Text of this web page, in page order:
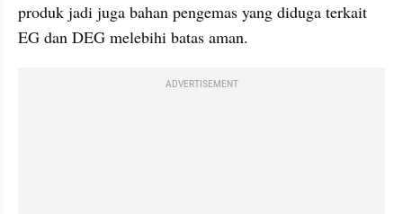
produk jadi juga bahan pengemas yang diduga terkait
EG dan DEG melebihi batas aman.
ADVERTISEMENT